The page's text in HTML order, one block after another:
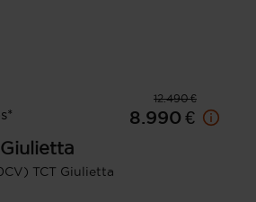
12.490 €
8.990 €
Giulietta
TCT Giulietta